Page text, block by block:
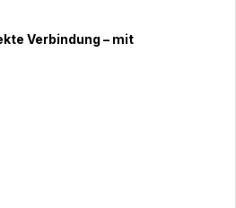
Verbindung – mit